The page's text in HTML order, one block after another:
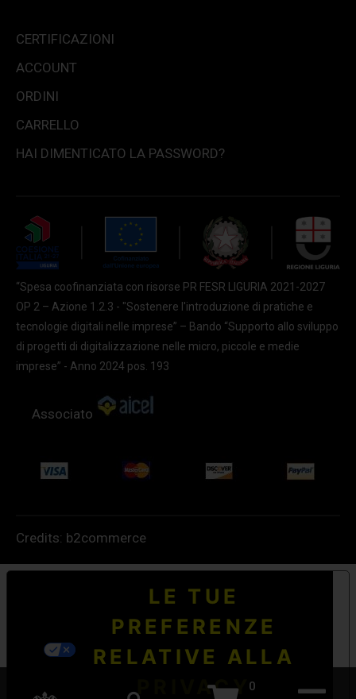
0
CERTIFICAZIONI
ACCOUNT
ORDINI
CARRELLO
HAI DIMENTICATO LA PASSWORD?
“Spesa coofinanziata con risorse PR FESR LIGURIA 2021-2027
OP 2 – Azione 1.2.3 - "Sostenere l'introduzione di pratiche e
tecnologie digitali nelle imprese” – Bando “Supporto allo sviluppo
di progetti di digitalizzazione nelle micro, piccole e medie
imprese” - Anno 2024 pos. 193
Associato
Credits: b2commerce
LE TUE
PREFERENZE
RELATIVE ALLA
PRIVACY